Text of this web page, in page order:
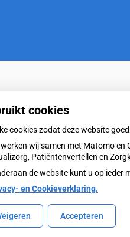
|Beheer
cookies
cookies zodat deze website
wij samen met Matomo en
Patiëntenvertellen en
de website kunt u op
en Cookieverklaring.
Accepteren